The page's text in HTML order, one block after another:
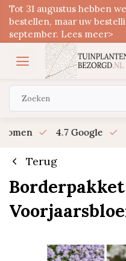
Tot 31 augustus hebben
bestellen, maar uw
september. Lees meer>
4.7 Google
Terug
Borderpakket